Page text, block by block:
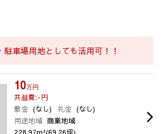
駐車場用地としても活用可！！
10万円
共益費:-円
敷金 (なし) 礼金 (なし)
用途地域 商業地域